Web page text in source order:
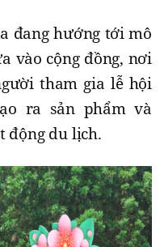
đang hướng tới mô
vào cộng đồng, nơi
tham gia lễ hội
ra sản phẩm và
động du lịch.